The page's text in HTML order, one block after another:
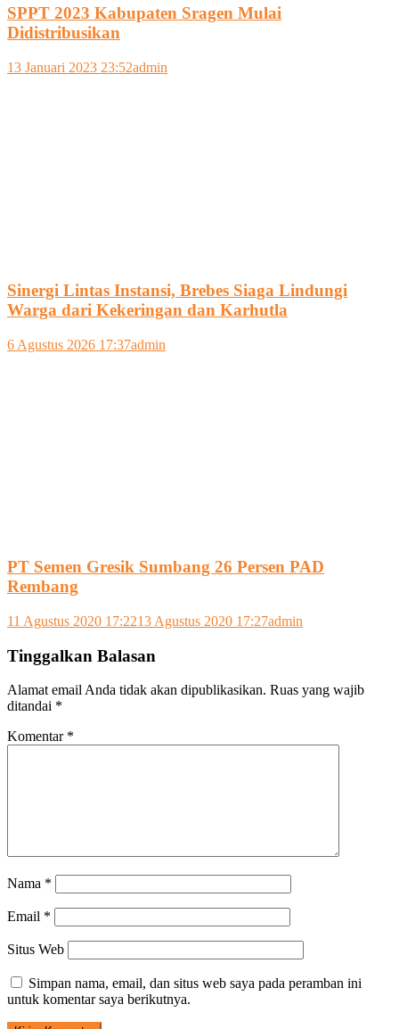
SPPT 2023 Kabupaten Sragen Mulai
Didistribusikan
13 Januari 2023 23:52admin
Sinergi Lintas Instansi, Brebes Siaga Lindungi
Warga dari Kekeringan dan Karhutla
6 Agustus 2026 17:37admin
PT Semen Gresik Sumbang 26 Persen PAD
Rembang
11 Agustus 2020 17:2213 Agustus 2020 17:27admin
Tinggalkan Balasan
Alamat email Anda tidak akan dipublikasikan. Ruas yang wajib
ditandai *
Komentar *
Nama *
Email *
Situs Web
Simpan nama, email, dan situs web saya pada peramban ini
untuk komentar saya berikutnya.